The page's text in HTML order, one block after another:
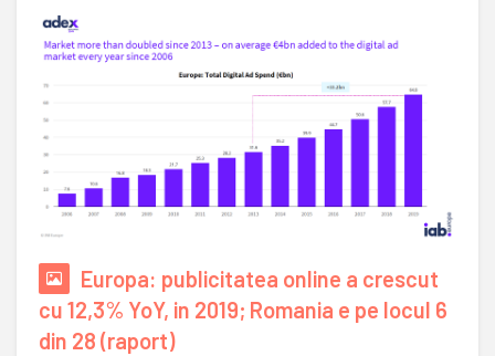
Europa: publicitatea online a crescut
cu 12,3% YoY, in 2019; Romania e pe locul 6
din 28 (raport)